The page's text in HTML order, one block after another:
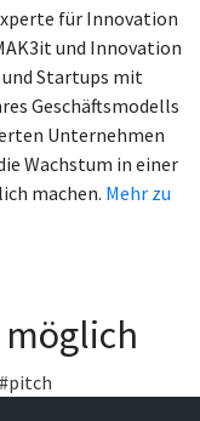
für Innovation
und Innovation
Startups mit
Geschäftsmodells
Unternehmen
Wachstum in einer
machen. Mehr zu
#pitch